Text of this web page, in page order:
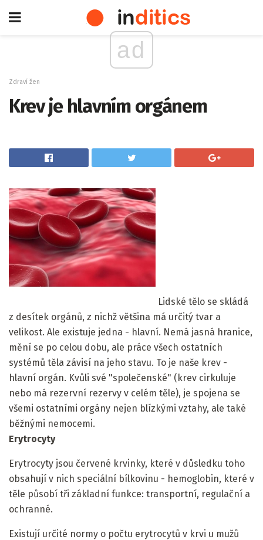
ad
Zdraví žen
Krev je hlavním orgánem
Lidské tělo se skládá
z desítek orgánů, z nichž většina má určitý tvar a
velikost. Ale existuje jedna - hlavní. Nemá jasná hranice,
mění se po celou dobu, ale práce všech ostatních
systémů těla závisí na jeho stavu. To je naše krev -
hlavní orgán. Kvůli své "společenské" (krev cirkuluje
nebo má rezervní rezervy v celém těle), je spojena se
všemi ostatními orgány nejen blízkými vztahy, ale také
běžnými nemocemi.
Erytrocyty
Erytrocyty jsou červené krvinky, které v důsledku toho
obsahují v nich speciální bílkovinu - hemoglobin, které v
těle působí tři základní funkce: transportní, regulační a
ochranné.
Existují určité normy o počtu erytrocytů v krvi u mužů